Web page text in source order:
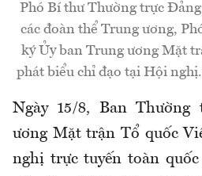
Phó Bí thư Thường trực
các đoàn thể Trung ương,
ký Ủy ban Trung ương Mặt
phát biểu chỉ đạo tại Hội
Ngày 15/8, Ban
ương Mặt trận Tổ quốc
nghị trực tuyến toàn